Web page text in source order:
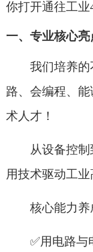
你打开通往工业
一、专业核心亮
我们培养的
路、会编程、
术人才！
从设备控
用技术驱动工业
核心能力养
✅用电路与